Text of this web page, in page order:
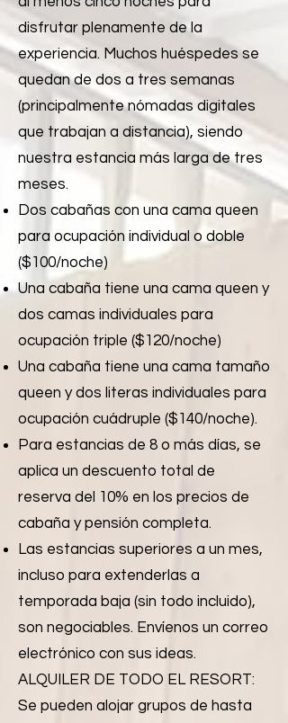
disfrutar plenamente de la
experiencia. Muchos huéspedes se
quedan de dos a tres semanas
(principalmente nómadas digitales
que trabajan a distancia), siendo
nuestra estancia más larga de tres
meses.
Dos cabañas con una cama queen
para ocupación individual o doble
($100/noche)
Una cabaña tiene una cama queen y
dos camas individuales para
ocupación triple ($120/noche)
Una cabaña tiene una cama tamaño
queen y dos literas individuales para
ocupación cuádruple ($140/noche).
Para estancias de 8 o más días, se
aplica un descuento total de
reserva del 10% en los precios de
cabaña y pensión completa.
Las estancias superiores a un mes,
incluso para extenderlas a
temporada baja (sin todo incluido),
son negociables. Envíenos un correo
electrónico con sus ideas.
ALQUILER DE TODO EL RESORT:
Se pueden alojar grupos de hasta